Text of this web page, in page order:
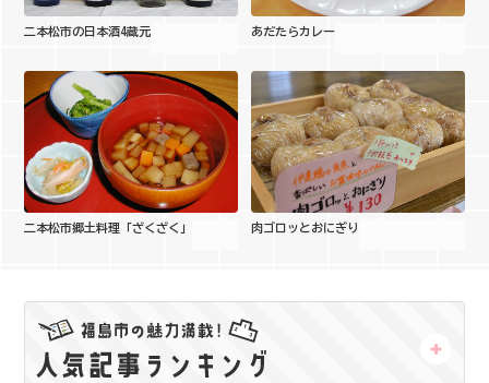
二本松市の日本酒4蔵元 あだたらカレー
二本松市郷土料理「ざくざく」 肉ゴロッとおにぎり